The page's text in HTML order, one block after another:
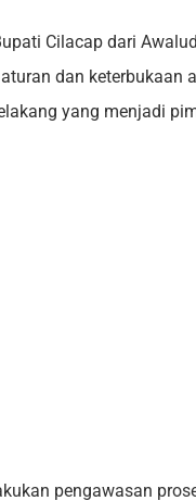
Cilacap dari
dan keterbukaan
yang menjadi
pengawasan